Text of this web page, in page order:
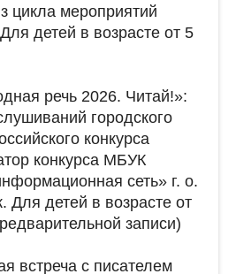
цикла мероприятий
детей в возрасте от 5
речь 2026. Читай!»:
городского
конкурса
конкурса МБУК
сеть» г. о.
Для детей в возрасте от
записи)
встреча с писателем